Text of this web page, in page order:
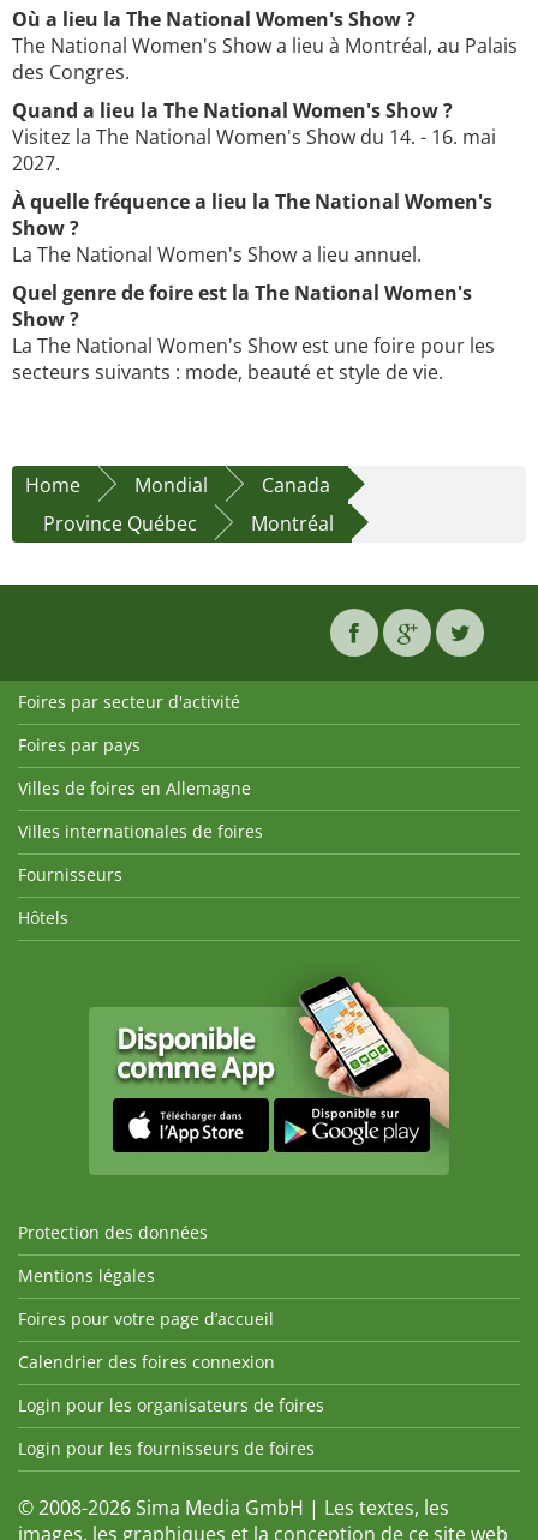
Où a lieu la The National Women's Show ?
The National Women's Show a lieu à Montréal, au Palais
des Congres.
Quand a lieu la The National Women's Show ?
Visitez la The National Women's Show du 14. - 16. mai
2027.
À quelle fréquence a lieu la The National Women's
Show ?
La The National Women's Show a lieu annuel.
Quel genre de foire est la The National Women's
Show ?
La The National Women's Show est une foire pour les
secteurs suivants : mode, beauté et style de vie.
Home Mondial
Canada
Province Québec
Montréal
Foires par secteur d'activité
Foires par pays
Villes de foires en Allemagne
Villes internationales de foires
Fournisseurs
Hôtels
Protection des données
Mentions légales
Foires pour votre page d’accueil
Calendrier des foires connexion
Login pour les organisateurs de foires
Login pour les fournisseurs de foires
© 2008-2026 Sima Media GmbH | Les textes, les
images, les graphiques et la conception de ce site web